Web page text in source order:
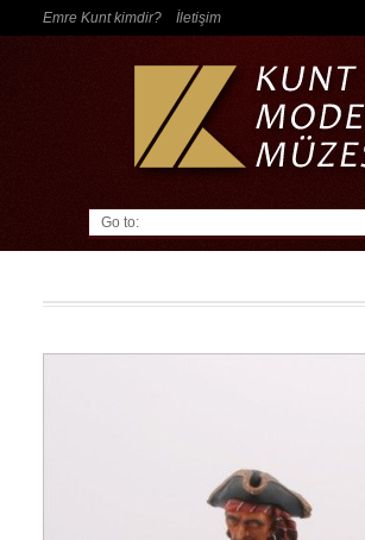
Emre Kunt kimdir? İletişim